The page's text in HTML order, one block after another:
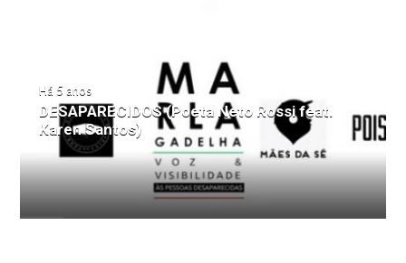
Há 5 anos
DESAPARECIDOS (Poeta Neto Rossi feat.
Karen Santos)